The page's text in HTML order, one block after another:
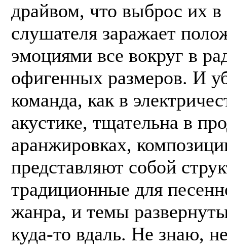
драйвом, что выброс их в
слушателя заражает
эмоциями все вокруг в
офигенных размеров. И
команда, как в
акустике, тщательна в
аранжировках,
представляют собой
традиционные для
жанра, и темы
куда-то вдаль. Не знаю,